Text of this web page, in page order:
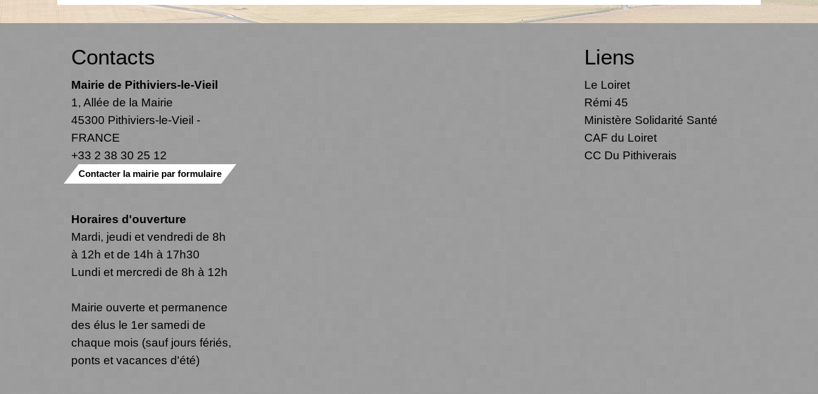
Contacts
Mairie de Pithiviers-le-Vieil
1, Allée de la Mairie
45300 Pithiviers-le-Vieil -
FRANCE
+33 2 38 30 25 12
Contacter la mairie par formulaire
Horaires d'ouverture
Mardi, jeudi et vendredi de 8h
à 12h et de 14h à 17h30
Lundi et mercredi de 8h à 12h
Mairie ouverte et permanence
des élus le 1er samedi de
chaque mois (sauf jours fériés,
ponts et vacances d'été)
Liens
Le Loiret
Rémi 45
Ministère Solidarité Santé
CAF du Loiret
CC Du Pithiverais